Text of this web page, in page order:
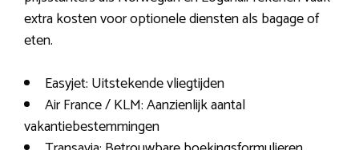
extra kosten voor optionele diensten als bagage of
eten.
Easyjet: Uitstekende vliegtijden
Air France / KLM: Aanzienlijk aantal
vakantiebestemmingen